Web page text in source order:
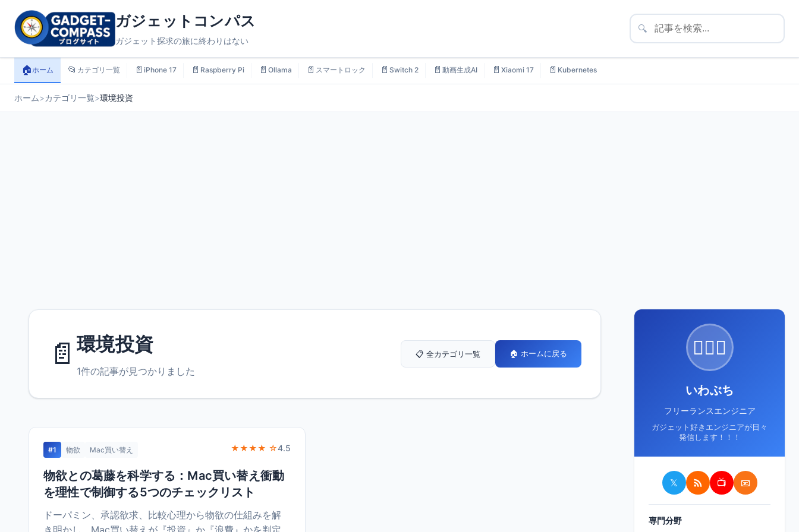
ガジェットコンパス
ガジェット探求の旅に終わりはない
🔍
🏠ホーム 📂 カテゴリ一覧 📄 iPhone 17 📄 Raspberry Pi 📄 Ollama 📄 スマートロック 📄 Switch 2 📄 動画生成AI 📄 Xiaomi 17 📄 Kubernetes
ホーム>カテゴリ一覧>環境投資
📄 環境投資
1件の記事が見つかりました
📋 全カテゴリ一覧 🏠 ホームに戻る
#1 物欲 Mac買い替え ★★★★ ☆4.5
物欲との葛藤を科学する：Mac買い替え衝動
を理性で制御する5つのチェックリスト
ドーパミン、承認欲求、比較心理から物欲の仕組みを解
き明かし、Mac買い替えが『投資』か『浪費』かを判定
🙋🏻‍♂️
いわぶち
フリーランスエンジニア
ガジェット好きエンジニアが日々
発信します！！！
𝕏 📺 📧
専門分野